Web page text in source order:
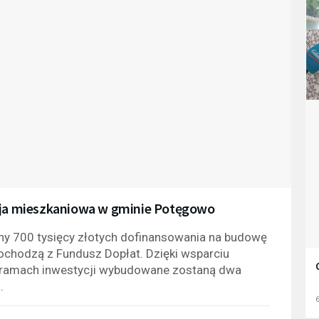
mieszkaniowa w gminie Potęgowo
700 tysięcy złotych dofinansowania na budowę
z Fundusz Dopłat. Dzięki wsparciu
inwestycji wybudowane zostaną dwa